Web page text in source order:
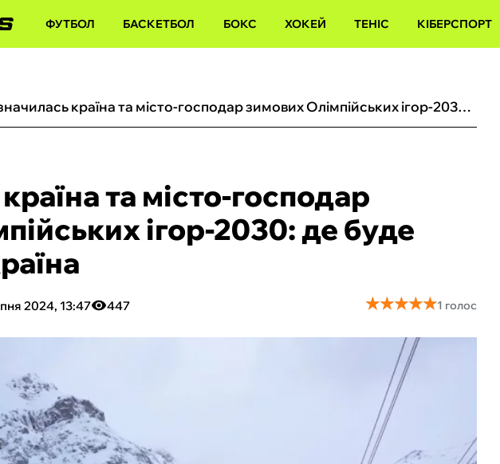
ФУТБОЛ БАСКЕТБОЛ БОКС ХОКЕЙ ТЕНІС КІБЕРСПОРТ
Визначилась країна та місто-господар зимових Олімпійських ігор-2030: де буде виступати Україна
та місто-господар
ігор-2030: де буде
2024, 13:47 447 ★★★★★
★★★★★1 голос